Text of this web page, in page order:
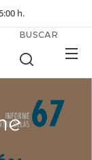
h.
BUSCAR